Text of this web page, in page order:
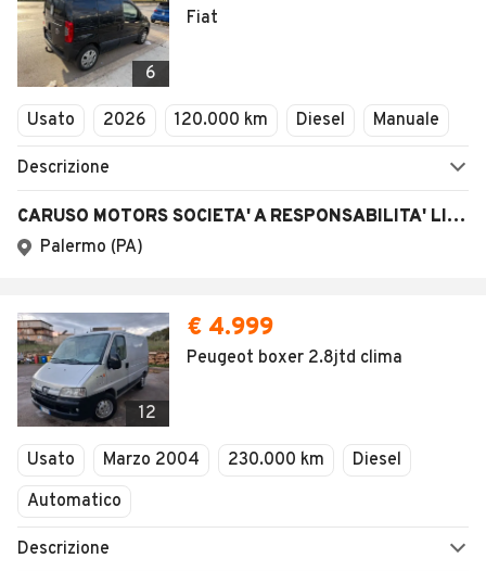
6
Fiat
Usato 2026 120.000 km Diesel Manuale
Descrizione
CARUSO MOTORS SOCIETA' A RESPONSABILITA' LIMITATA SEMPLIFICATA
Palermo (PA)
12
€ 4.999
Peugeot boxer 2.8jtd clima
Usato Marzo 2004 230.000 km
Diesel
Automatico
Descrizione